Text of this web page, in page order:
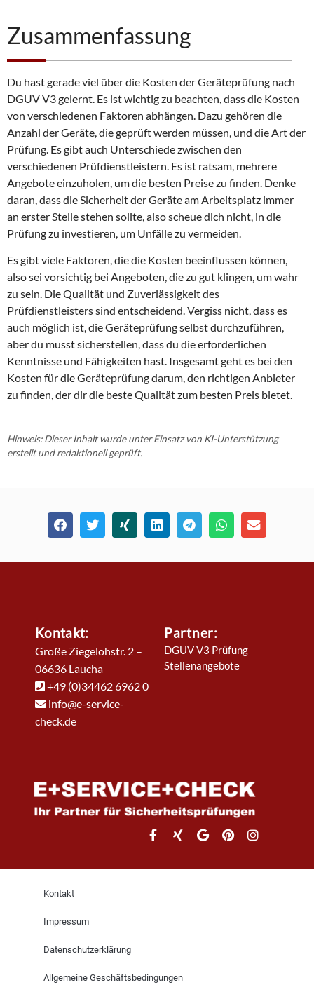
Zusammenfassung
Du hast gerade viel über die Kosten der Geräteprüfung nach
DGUV V3 gelernt. Es ist wichtig zu beachten, dass die Kosten
von verschiedenen Faktoren abhängen. Dazu gehören die
Anzahl der Geräte, die geprüft werden müssen, und die Art der
Prüfung. Es gibt auch Unterschiede zwischen den
verschiedenen Prüfdienstleistern. Es ist ratsam, mehrere
Angebote einzuholen, um die besten Preise zu finden. Denke
daran, dass die Sicherheit der Geräte am Arbeitsplatz immer
an erster Stelle stehen sollte, also scheue dich nicht, in die
Prüfung zu investieren, um Unfälle zu vermeiden.
Es gibt viele Faktoren, die die Kosten beeinflussen können,
also sei vorsichtig bei Angeboten, die zu gut klingen, um wahr
zu sein. Die Qualität und Zuverlässigkeit des
Prüfdienstleisters sind entscheidend. Vergiss nicht, dass es
auch möglich ist, die Geräteprüfung selbst durchzuführen,
aber du musst sicherstellen, dass du die erforderlichen
Kenntnisse und Fähigkeiten hast. Insgesamt geht es bei den
Kosten für die Geräteprüfung darum, den richtigen Anbieter
zu finden, der dir die beste Qualität zum besten Preis bietet.
Hinweis: Dieser Inhalt wurde unter Einsatz von KI-Unterstützung
erstellt und redaktionell geprüft.
Kontakt:
Große Ziegelohstr. 2 –
06636 Laucha
+49 (0)34462 6962 0
info@e-service-
check.de
Partner:
DGUV V3 Prüfung
Stellenangebote
Kontakt
Impressum
Datenschutzerklärung
Allgemeine Geschäftsbedingungen